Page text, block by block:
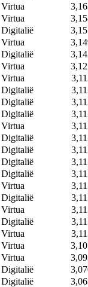
Virtua
Virtua
Digitalië
Virtua
Digitalië
Virtua
Virtua
Digitalië
Digitalië
Digitalië
Virtua
Digitalië
Digitalië
Digitalië
Digitalië
Virtua
Digitalië
Virtua
Digitalië
Virtua
Virtua
Virtua
Digitalië
Digitalië